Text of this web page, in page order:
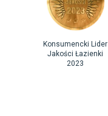
Konsumencki Lider
Jakości Łazienki
2023